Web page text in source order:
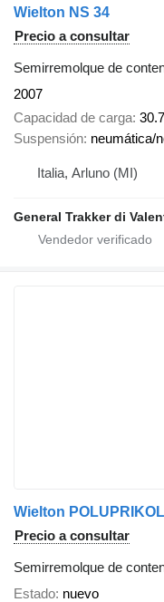
Wielton NS 34
Precio a consultar
Semirremolque de
2007
Capacidad de carga
Suspensión neumática/
Italia, Arluno (MI)
General Trakker di
Wielton
Precio a consultar
Semirremolque de
Estado nuevo